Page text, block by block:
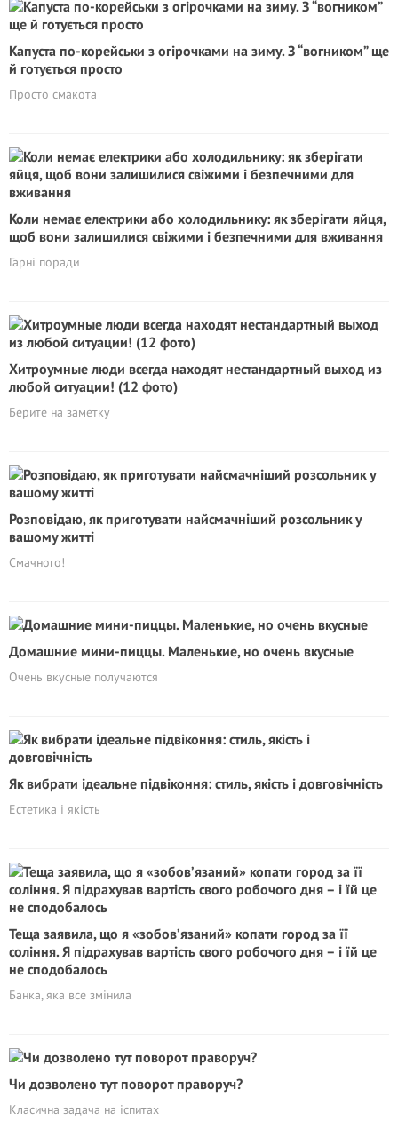
Капуста по-корейськи з огірочками на зиму. З “вогником” ще
й готується просто
Просто смакота
Коли немає електрики або холодильнику: як зберігати яйця,
щоб вони залишилися свіжими і безпечними для вживання
Гарні поради
Хитроумные люди всегда находят нестандартный выход из
любой ситуации! (12 фото)
Берите на заметку
Розповідаю, як приготувати найсмачніший розсольник у
вашому житті
Смачного!
Домашние мини-пиццы. Маленькие, но очень вкусные
Очень вкусные получаются
Як вибрати ідеальне підвіконня: стиль, якість і довговічність
Естетика і якість
Теща заявила, що я «зобов’язаний» копати город за її
соління. Я підрахував вартість свого робочого дня – і їй це
не сподобалось
Банка, яка все змінила
Чи дозволено тут поворот праворуч?
Класична задача на іспитах